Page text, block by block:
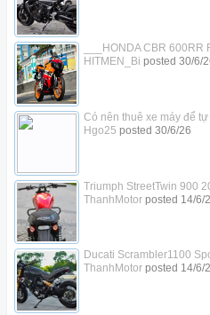
___HONDA CBR 600RR
HITMEN_Bi posted 30/6/
Có nên thuê xe máy để
Hgo25 posted 30/6/26
Triumph StreetTwin 900
ThanhMotorposted 14/6/
Ducati Scrambler1100
ThanhMotorposted 14/6/